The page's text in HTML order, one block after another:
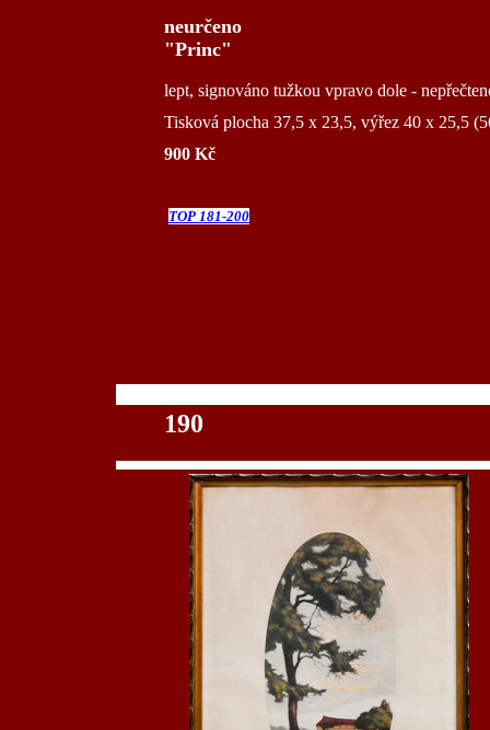
neurčeno
"Princ"
lept, signováno tužkou vpravo dole -
Tisková plocha 37,5 x 23,5, výřez 40 x 25,5
900 Kč
TOP 181-200
190